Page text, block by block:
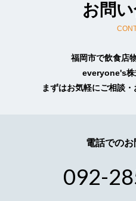
予めご了承ください。
依頼・相談・お見積りの
をお預かりする場合には
必要最小限度のご提供を
す。
護法23条に定める以下の
（イ）法令に基づく場合
（ロ）人の生命、身体又
お問
福岡市で飲食店
everyone's株
まずはお気軽にご相談・
電話での
092-